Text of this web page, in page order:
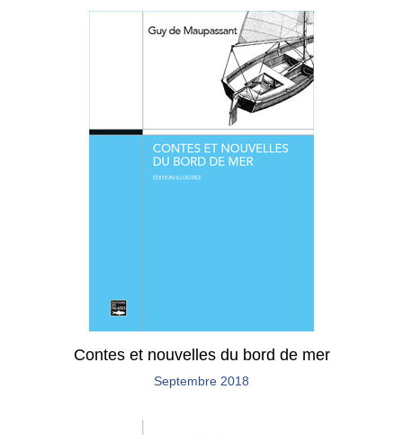
Contes et nouvelles du bord de mer
Septembre 2018